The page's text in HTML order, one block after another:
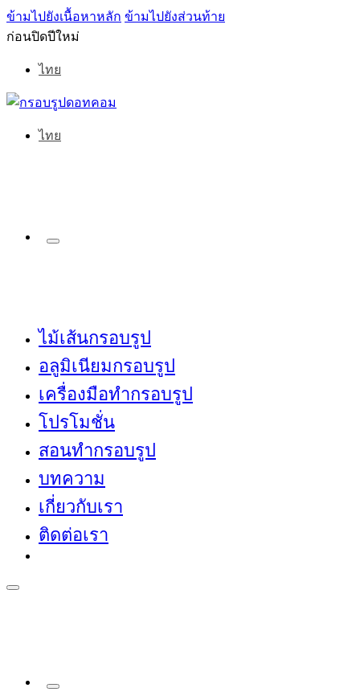
ข้ามไปยังเนื้อหาหลัก ข้ามไปยังส่วนท้าย
ก่อนปิดปีใหม่
ไทย
ไทย
ไม้เส้นกรอบรูป
อลูมิเนียมกรอบรูป
เครื่องมือทำกรอบรูป
โปรโมชั่น
สอนทำกรอบรูป
บทความ
เกี่ยวกับเรา
ติดต่อเรา